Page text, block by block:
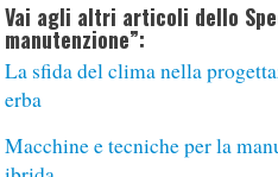
Vai agli altri articoli dello
manutenzione”:
La sfida del clima nella
erba
Macchine e tecniche per la